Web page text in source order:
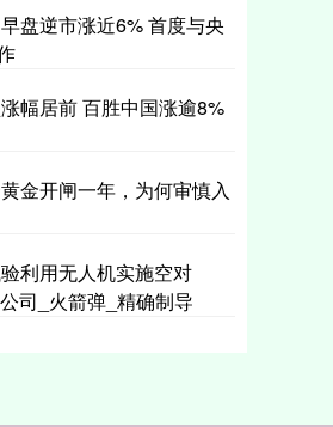
盘逆市涨近6% 首度与央
幅居前 百胜中国涨逾8%
金开闸一年，为何审慎入
利用无人机实施空对
司_火箭弹_精确制导